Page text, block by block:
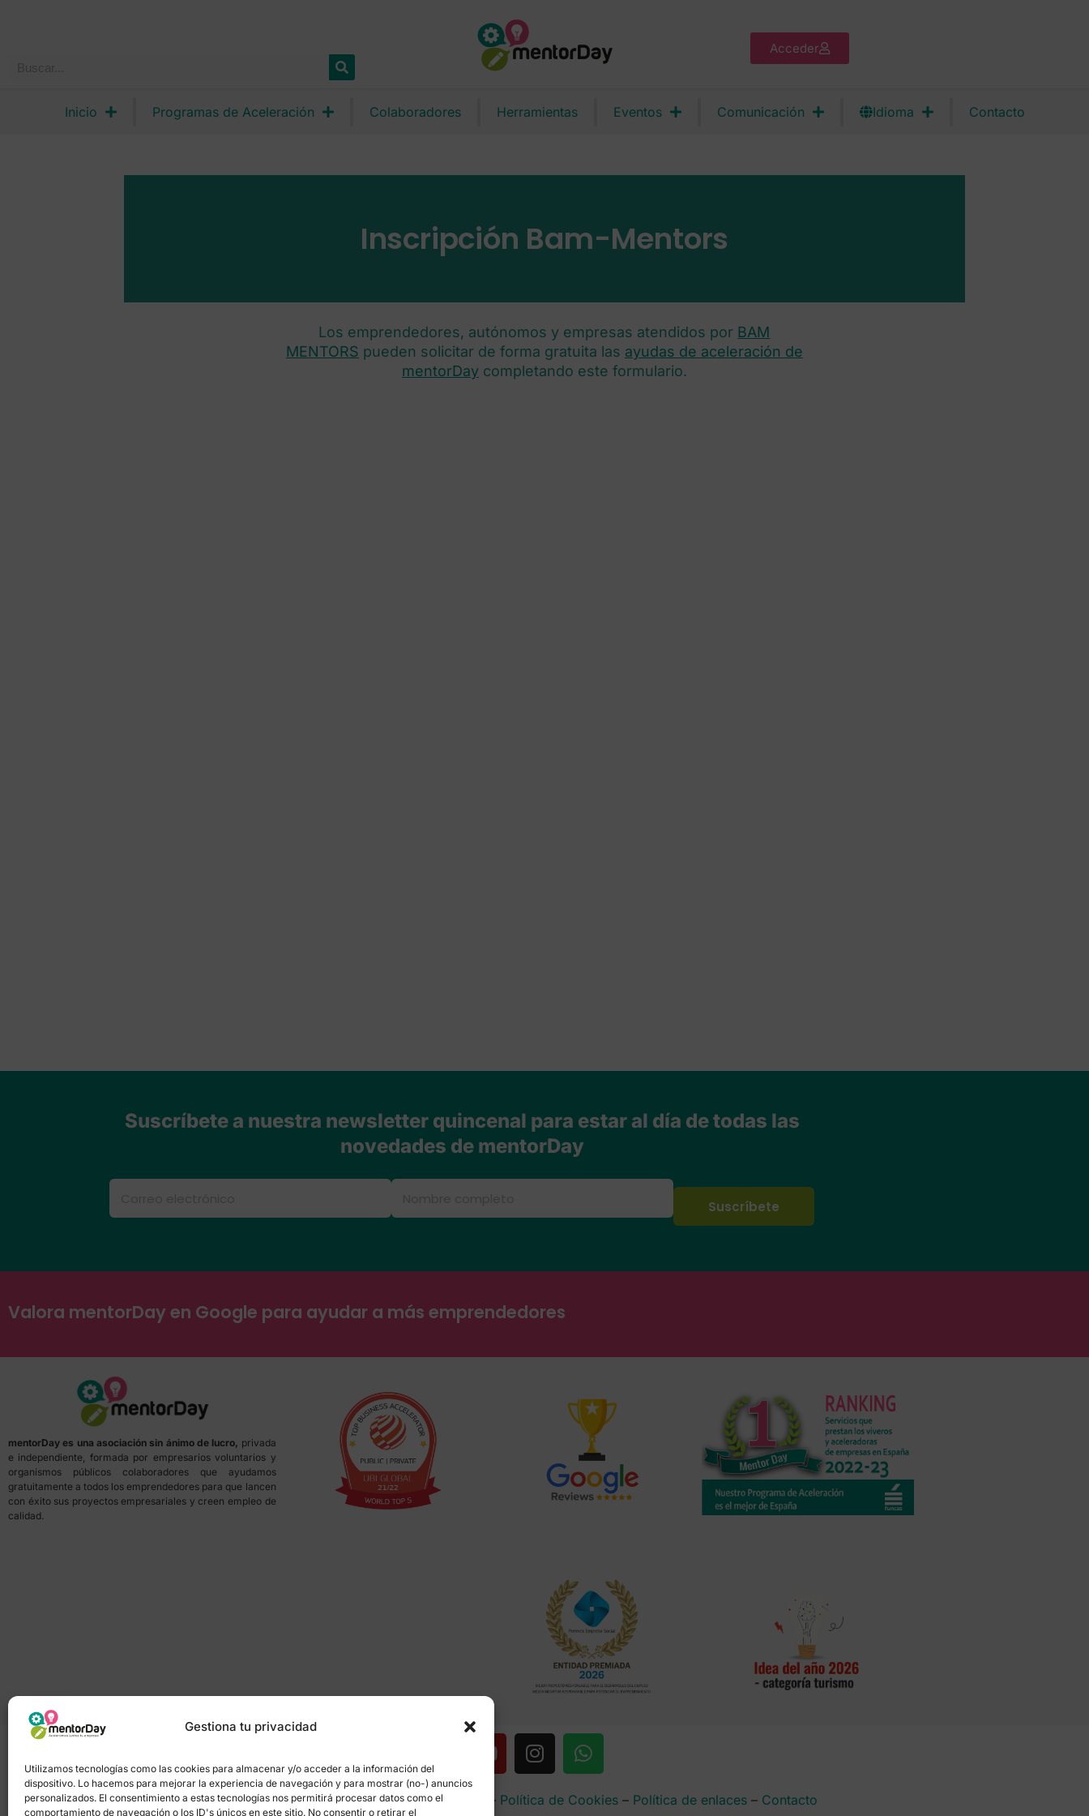
Gestiona tu privacidad
Utilizamos tecnologías como las cookies para almacenar y/o acceder a la información del
dispositivo. Lo hacemos para mejorar la experiencia de navegación y para mostrar (no-) anuncios
personalizados. El consentimiento a estas tecnologías nos permitirá procesar datos como el
comportamiento de navegación o los ID's únicos en este sitio. No consentir o retirar el
Acceder
Inicio Programas de Aceleración Colaboradores Herramientas Eventos Comunicación Idioma Contacto
Inscripción Bam-Mentors
Los emprendedores, autónomos y empresas atendidos por BAM
MENTORS pueden solicitar de forma gratuita las ayudas de aceleración de
mentorDaycompletando este formulario.
Suscríbete a nuestra newsletter quincenal para estar al día de todas las
novedades de mentorDay
Valora mentorDay en Google para ayudar a más emprendedores
mentorDay es una asociación sin ánimo de lucro, privada
e independiente, formada por empresarios voluntarios y
organismos públicos colaboradores que ayudamos
gratuitamente a todos los emprendedores para que lancen
con éxito sus proyectos empresariales y creen empleo de
calidad.
Política de privacidad–Portal de transparencia–Aviso Legal – Política de Cookies– Política de enlaces– Contacto